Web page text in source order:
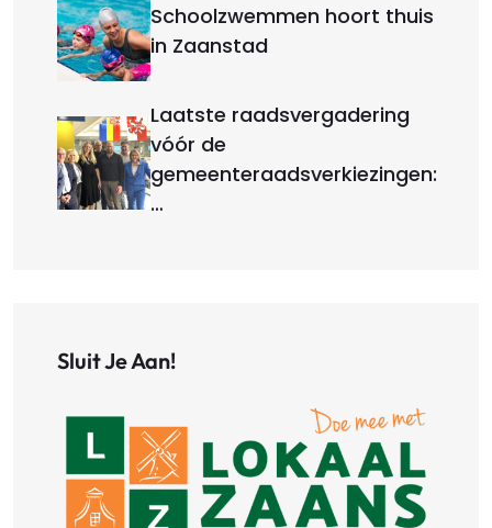
Schoolzwemmen hoort thuis
in Zaanstad
Laatste raadsvergadering
vóór de
gemeenteraadsverkiezingen:
…
Sluit Je Aan!